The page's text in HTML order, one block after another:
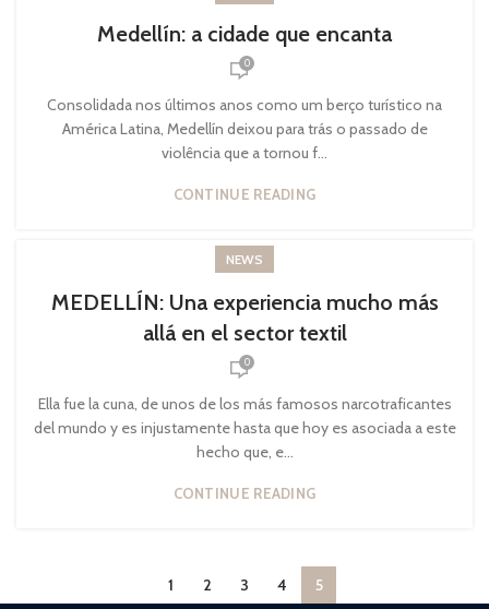
Medellín: a cidade que encanta
0
Consolidada nos últimos anos como um berço turístico na
América Latina, Medellín deixou para trás o passado de
violência que a tornou f...
CONTINUE READING
NEWS
MEDELLÍN: Una experiencia mucho más
allá en el sector textil
0
Ella fue la cuna, de unos de los más famosos narcotraficantes
del mundo y es injustamente hasta que hoy es asociada a este
hecho que, e...
CONTINUE READING
1 2 3 4 5